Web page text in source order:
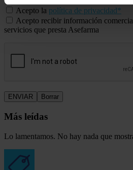
Acepto la política de privacidad*
Acepto recibir información
servicios que presta Asefarma
Más leídas
Lo lamentamos. No hay nada que